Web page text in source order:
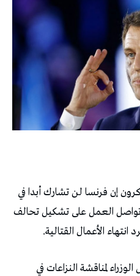
إن ‌فرنسا لن تشارك ⁠أبدا في
العمل على ⁠تشكيل تحالف
انتهاء الأعمال القتالية.
⁠لمناقشة ‌النزاعات في